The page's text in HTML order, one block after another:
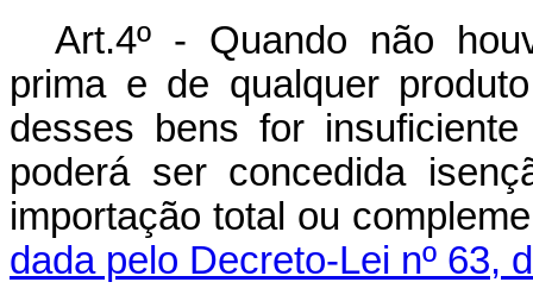
Art.4º - Quando não
prima e de qualquer
desses bens for
poderá ser concedida
importação total ou
dada pelo Decreto-Lei nº 63,